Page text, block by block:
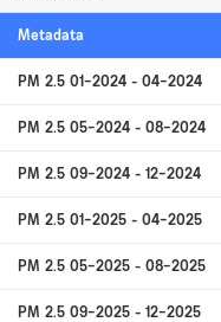
Metadata
PM 2.5 01-2024 - 04-2024
PM 2.5 05-2024 - 08-2024
PM 2.5 09-2024 - 12-2024
PM 2.5 01-2025 - 04-2025
PM 2.5 05-2025 - 08-2025
PM 2.5 09-2025 - 12-2025